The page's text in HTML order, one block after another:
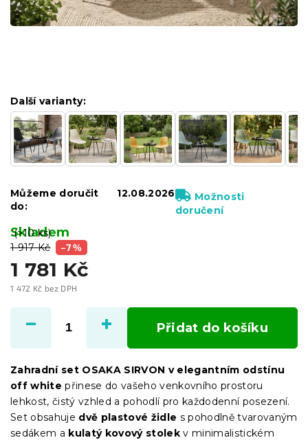
1 917 Kč –7 %
1 781 Kč
1 472 Kč bez DPH
cena:
Skladem
(>10 ks)
Další varianty:
Můžeme doručit
do:
12.08.2026
Možnosti
doručení
Přidat do košíku
Zahradní set OSAKA SIRVON v elegantním odstínu
off white přinese do vašeho venkovního prostoru
lehkost, čistý vzhled a pohodlí pro každodenní posezení.
Set obsahuje dvě plastové židle s pohodlně tvarovaným
sedákem a kulatý kovový stolek v minimalistickém